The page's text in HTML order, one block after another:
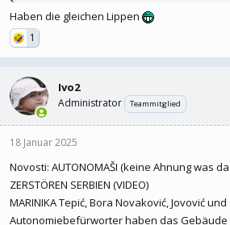
Haben die gleichen Lippen
1
Ivo2
Administrator Teammitglied
18 Januar 2025
Novosti: AUTONOMAŠI (keine Ahnung was
ZERSTÖREN SERBIEN (VIDEO)
MARINIKA Tepić, Bora Novaković, Jovović
Autonomiebefürworter haben das